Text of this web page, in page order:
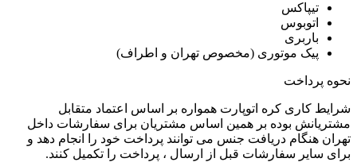
تیپاکس
اتوبوس
باربری
پیک موتوری (مخصوص تهران و اطراف)
نحوه پرداخت
شرایط کاری کره اتوپارت همواره بر اساس اعتماد متقابل
مشتریانش بوده بر همین اساس مشتریان برای سفارشات داخل
تهران هنگام دریافت جنس می توانند پرداخت خود را انجام دهد و
برای سایر سفارشات قبل از ارسال ، پرداخت را تکمیل کنند.